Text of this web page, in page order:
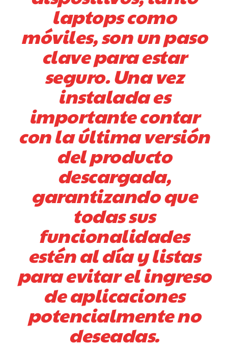
laptops como
móviles, son un paso
clave para estar
seguro. Una vez
instalada es
importante contar
con la última versión
del producto
descargada,
garantizando que
todas sus
funcionalidades
estén al día y listas
para evitar el ingreso
de aplicaciones
potencialmente no
deseadas.